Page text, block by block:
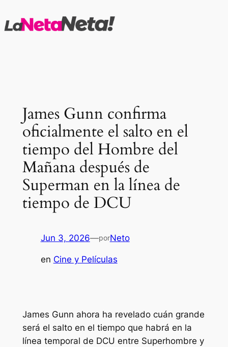
al
James Gunn confirma
oficialmente el salto en el
tiempo del Hombre del
Mañana después de
Superman en la línea de
tiempo de DCU
Jun 3, 2026—porNeto
en Cine y Películas
James Gunn ahora ha revelado cuán grande
será el salto en el tiempo que habrá en la
línea temporal de DCU entre Superhombre y